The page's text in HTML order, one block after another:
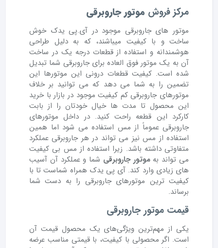
مرکزفروش موتورجاروبرقی
موتور های جاروبرقی موجود در آی.پی یدک خوش
ساخت و با کیفیت میباشند، که به دلیل طراحی
هوشمندانه و استفاده از قطعات درجه یک در ساخت
آن به یک موتور فوق العاده برای جاروبرقی شما تبدیل
شده است. کیفیت قطعات درونی این موتورها این
تضمین را به شما می دهد که می توانید بر خلاف
موتورهای جاروبرقی کم کیفیت موجود در بازار با خرید
این محصول تا مدت ها خیال خودتان را از بابت
کارکرد این قطعه راحت کنید. در داخل موتورهای
جاروبرقی عموماً از مس استفاده می شود اما همین
استفاده از مس نیز می تواند در هر جاروبرقی عملکرد
متفاوتی داشته باشد. زیرا استفاده از مس بی کیفیت
می تواند بهموتور جاروبرقی شما و عملکرد آن آسیب
های زیادی وارد کند. آی پی یدک همراه شماست تا با
کیفیت ترین موتورهای جاروبرقی را به دست شما
برساند.
قیمت موتور جاروبرقی
یکی از مهم‌ترین ویژگی‌های یک محصول قیمت آن
است. اگر محصولی با کیفیت، با قیمتی مناسب عرضه